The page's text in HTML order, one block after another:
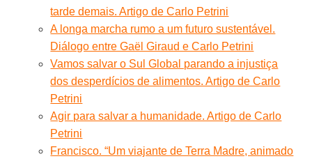
tarde demais. Artigo de Carlo Petrini
A longa marcha rumo a um futuro sustentável.
Diálogo entre Gaël Giraud e Carlo Petrini
Vamos salvar o Sul Global parando a injustiça
dos desperdícios de alimentos. Artigo de Carlo
Petrini
Agir para salvar a humanidade. Artigo de Carlo
Petrini
Francisco. “Um viajante de Terra Madre, animado